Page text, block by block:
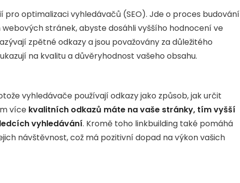
pro optimalizaci vyhledávačů (SEO). Jde o proces budování
stránek, abyste dosáhli vyššího hodnocení ve
zpětné odkazy a jsou považovány za důležitého
na kvalitu a důvěryhodnost vašeho obsahu.
vyhledávače používají odkazy jako způsob, jak určit
více kvalitních odkazů máte na vaše stránky, tím vyšší
vyhledávání. Kromě toho linkbuilding také pomáhá
návštěvnost, což má pozitivní dopad na výkon vašich